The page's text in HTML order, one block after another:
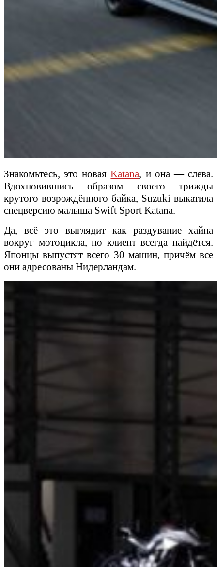
Знакомьтесь, это новаяKatana, и она — слева.
Вдохновившись образом своего трижды
крутого возрождённого байка, Suzuki выкатила
спецверсию малыша Swift Sport Katana.
Да, всё это выглядит как раздувание хайпа
вокруг мотоцикла, но клиент всегда найдётся.
Японцы выпустят всего 30 машин, причём все
они адресованы Нидерландам.